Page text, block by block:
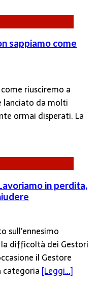
sappiamo come
riusciremo a
lanciato da molti
ormai disperati. La
in perdita,
sull’ennesimo
difficoltà dei Gestori
il Gestore
categoria [Leggi…]